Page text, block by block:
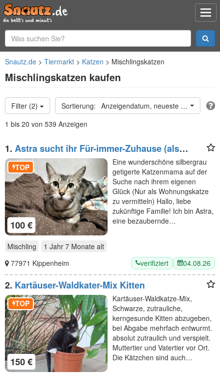
Snautz.de Tiermarkt Katzen Mischlingskatzen
Mischlingskatzen kaufen
Filter (2)
Anzeigendatum, neueste oben
1 bis 20 von 539 Anzeigen
1. Astra sucht ihr Für-immer-Zuhause (als
Wohnungskatze)
100 €
TOP
Eine wunderschöne silbergrau
getigerte Katzenmama auf der
Suche nach ihrem eigenen
Glück (Nur als Wohnungskatze
zu vermitteln) Hallo, liebe
zukünftige Familie! Ich bin Astra,
eine bezaubernde…
Mischling 1 Jahr 7 Monate alt
77971 Kippenheim
verifiziert 04.08.26
2. Kartäuser-Waldkater-Mix Kitten
150 €
TOP
Kartäuser-Waldkatze-Mix,
Schwarze, zutrauliche,
kerngesunde Kitten abzugeben,
bei Abgabe mehrfach entwurmt.
absolut zutraulich und verspielt.
Muttertier und Vatertier vor Ort.
Die Kätzchen sind auch…